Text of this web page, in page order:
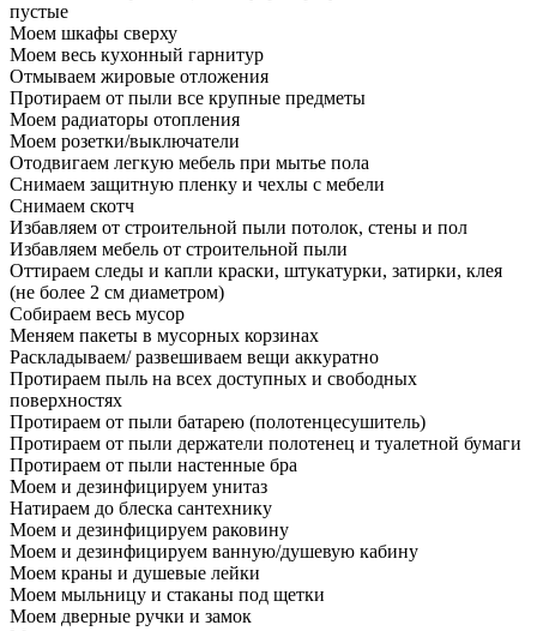
пустые
Моем шкафы сверху
Моем весь кухонный гарнитур
Отмываем жировые отложения
Протираем от пыли все крупные предметы
Моем радиаторы отопления
Моем розетки/выключатели
Отодвигаем легкую мебель при мытье пола
Снимаем защитную пленку и чехлы с мебели
Снимаем скотч
Избавляем от строительной пыли потолок, стены и пол
Избавляем мебель от строительной пыли
Оттираем следы и капли краски, штукатурки, затирки, клея
(не более 2 см диаметром)
Собираем весь мусор
Меняем пакеты в мусорных корзинах
Раскладываем/ развешиваем вещи аккуратно
Протираем пыль на всех доступных и свободных
поверхностях
Протираем от пыли батарею (полотенцесушитель)
Протираем от пыли держатели полотенец и туалетной бумаги
Протираем от пыли настенные бра
Моем и дезинфицируем унитаз
Натираем до блеска сантехнику
Моем и дезинфицируем раковину
Моем и дезинфицируем ванную/душевую кабину
Моем краны и душевые лейки
Моем мыльницу и стаканы под щетки
Моем дверные ручки и замок